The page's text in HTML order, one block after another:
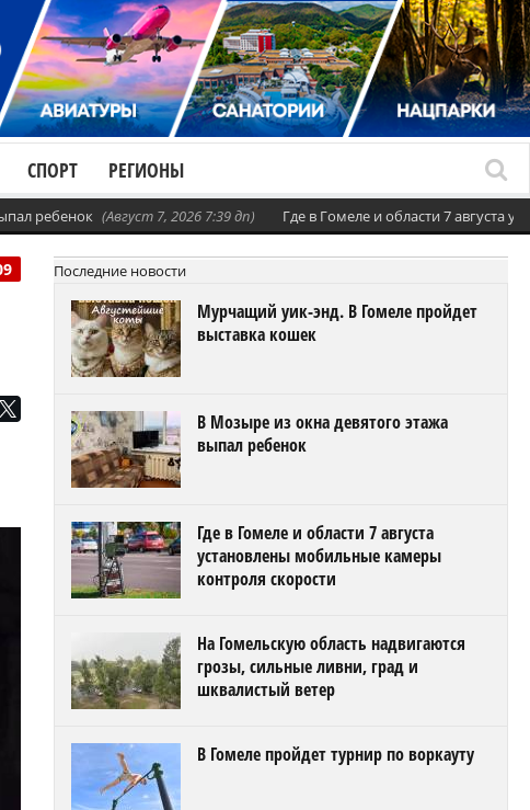
СПОРТ РЕГИОНЫ
ребенок (Август 7, 2026 7:39 дп) Где в Гомеле и области 7 августа
Последние новости
Мурчащий уик-энд. В Гомеле пройдет
выставка кошек
В Мозыре из окна девятого этажа
выпал ребенок
Где в Гомеле и области 7 августа
установлены мобильные камеры
контроля скорости
На Гомельскую область надвигаются
грозы, сильные ливни, град и
шквалистый ветер
В Гомеле пройдет турнир по воркауту